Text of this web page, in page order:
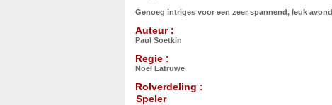
Genoeg intriges voor een zeer spannend, leuk
Auteur :
Paul Soetkin
Regie :
Noel Latruwe
Rolverdeling :
Speler